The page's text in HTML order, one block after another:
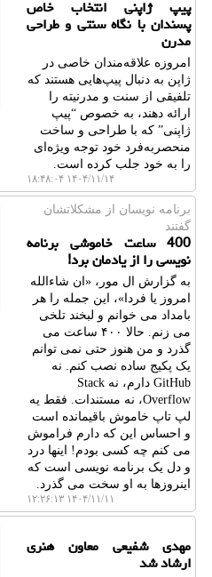
پیپ ژاپنی انتخاب خاص
پسندان با نگاه سنتی و طراحی
مدرن
امروزه علاقه‌مندان خاصی در
ژاپن به دنبال پیپ‌هایی هستند که
تلفیقی از سنت و مدرنیته را
ارائه دهند، به خصوص “پیپ
ژاپنی” که با طراحی و ساخت
منحصربه‌فرد خود توجه ویژه‌ای
را به خود جلب کرده است.
۱۴۰۴/۱۱/۱۴ ۱۸:۴۸:۰۴
برنامه نویسان از مشكلاتشان
گفتند
400 ساعت خاموشی برنامه
نویسی را از یادمان برد!
به گزارش ال مور، «ان شاءالله
امروز یا فردا»، این جمله را هر
بامداد می خوانم و لبخند تلخی
می زنم. حالا ۴۰۰ ساعت می
گذرد و من هنوز حتی نمی توانم
یک پکیج ساده نصب کنم. نه
GitHub دارم، نه Stack
Overflow، نه مستندات. فقط یه
لپ تاپ خاموش باقیمانده است
و احساس این که دارم فراموش
می کنم چه کسی بودم! اینها درد
و دل یک برنامه نویسی است که
اینروزها به او سخت می گذرد.
۱۴۰۴/۱۱/۱۱ ۱۲:۲۶:۱۳
مهدی شفیعی معاون هنری
ارشاد شد